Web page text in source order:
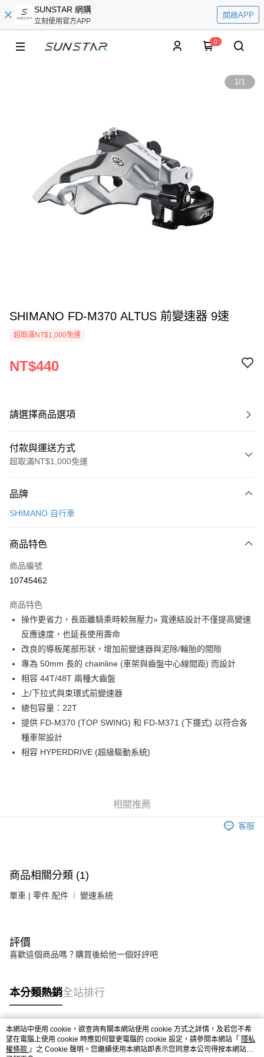
SUNSTAR 網購
立刻使用官方APP
開啟APP
0
1/1
SHIMANO FD-M370 ALTUS 前變速器 9速
超取滿NT$1,000免運
NT$440
請選擇商品選項
付款與運送方式
超取滿NT$1,000免運
信用卡一次付款
3 期 0 利率 每期
合作金庫商業銀行
上海商業儲蓄銀行
臺灣中小企業銀行
匯豐（台灣）商業銀行
華泰商業銀行
聯邦商業銀行
元大商業銀行
永豐商業銀行
玉山商業銀行
星展（台灣）商業銀行
台灣樂天信用卡公司
合作金庫商業銀行
上海商業儲蓄銀行
國泰世華商業銀行
兆豐國際商業銀行
匯豐（台灣）商業銀行
聯邦商業銀行
遠東國際商業銀行
元大商業銀行
永豐商業銀行
玉山商業銀行
台新國際商業銀行
LINE Pay
Apple Pay
悠遊付
Google Pay
全盈+PAY
ATM付款
運送方式
7-11取貨(快速到店)
每筆NT$100，滿NT$1,000(含以上)免運費
品牌
SHIMANO 自行車
商品特色
商品編號
10745462
商品特色
操作更省力，長距離騎乘時較無壓力» 寬連結設計不僅提高變速
反應速度，也延長使用壽命
改良的導板尾部形狀，增加前變速器與泥除/輪胎的間隙
專為 50mm 長的 chainline (車架與齒盤中心線間距) 而設計
相容 44T/48T 兩種大齒盤
上/下拉式與束環式前變速器
總包容量：22T
提供 FD-M370 (TOP SWING) 和 FD-M371 (下擺式) 以符合各
種車架設計
相容 HYPERDRIVE (超級驅動系統)
相關推薦
客服
商品相關分類 (1)
單車 | 零件.配件 變速系統
評價
喜歡這個商品嗎？購買後給他一個好評吧
本分類熱銷全站排行
熱門標籤
本網站中使用 cookie，欲查詢有關本網站使用 cookie 方式之詳情，及若您不希
望在電腦上使用 cookie 時應如何變更電腦的 cookie 設定，請參閱本網站「 隱私
權條款 」之 Cookie 聲明。您繼續使用本網站即表示您同意本公司得按本網站使